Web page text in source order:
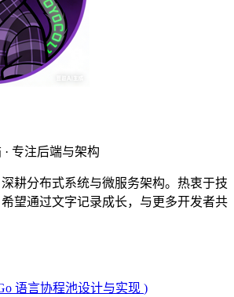
专注后端与架构
耕分布式系统与微服务架构。热衷于技
望通过文字记录成长，与更多开发者共
语言协程池设计与实现 )